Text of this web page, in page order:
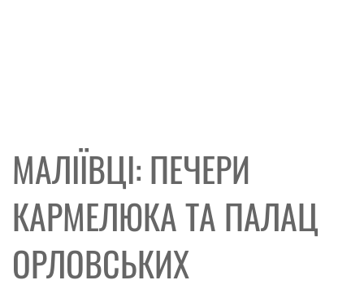
МАЛІЇВЦІ: ПЕЧЕРИ
КАРМЕЛЮКА ТА ПАЛАЦ
ОРЛОВСЬКИХ